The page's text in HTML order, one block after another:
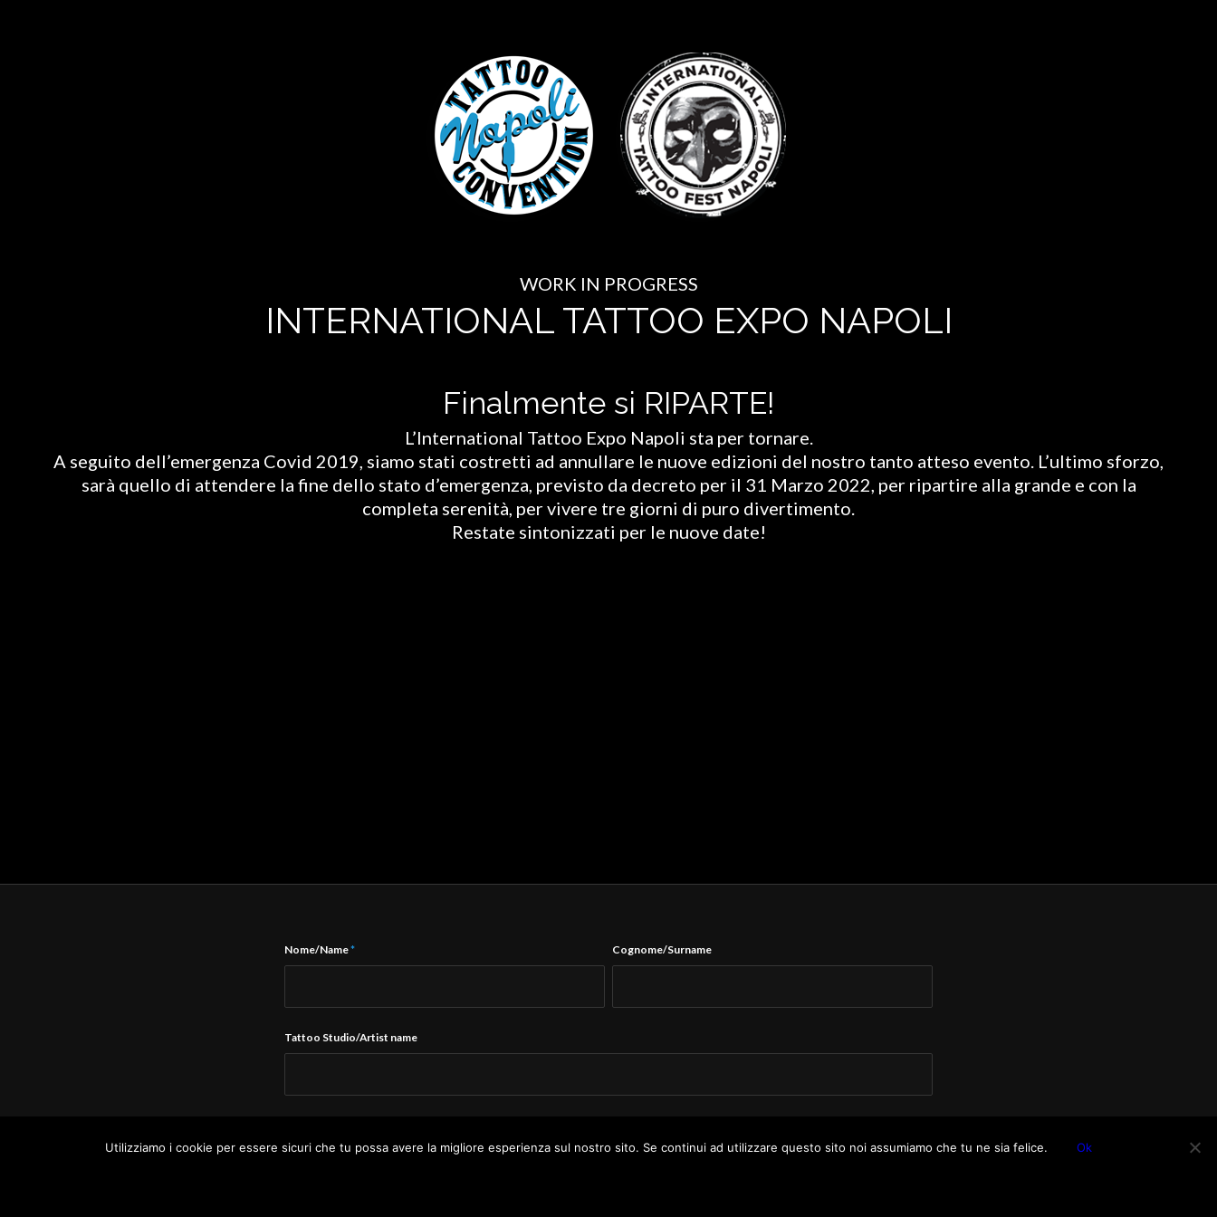
WORK IN PROGRESS
INTERNATIONAL TATTOO EXPO NAPOLI
Finalmente si RIPARTE!
L’International Tattoo Expo Napoli sta per tornare.
A seguito dell’emergenza Covid 2019, siamo stati costretti ad annullare le nuove edizioni del nostro tanto atteso evento. L’ultimo sforzo,
sarà quello di attendere la fine dello stato d’emergenza, previsto da decreto per il 31 Marzo 2022, per ripartire alla grande e con la
completa serenità, per vivere tre giorni di puro divertimento.
Restate sintonizzati per le nuove date!
Nome/Name* Cognome/Surname
Tattoo Studio/Artist name
Utilizziamo i cookie per essere sicuri che tu possa avere la migliore esperienza sul nostro sito. Se continui ad utilizzare questo sito noi assumiamo che tu ne sia felice. Ok